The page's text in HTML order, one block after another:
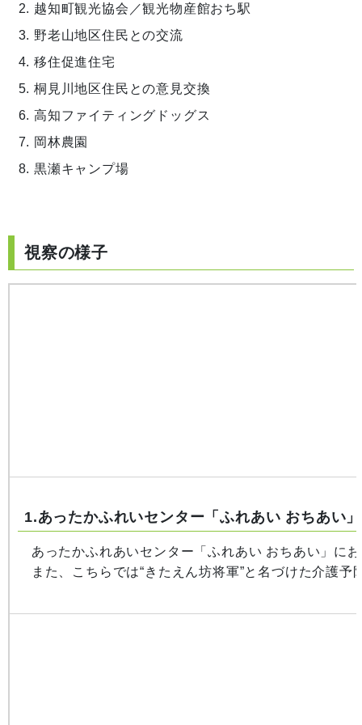
越知町観光協会／観光物産館おち駅
野老山地区住民との交流
移住促進住宅
桐見川地区住民との意見交換
高知ファイティングドッグス
岡林農園
黒瀬キャンプ場
視察の様子
1.あったかふれいセンター「ふれあい おちあい」
あったかふれあいセンター「ふれあい おちあい」に
また、こちらでは“きたえん坊将軍”と名づけた介護予